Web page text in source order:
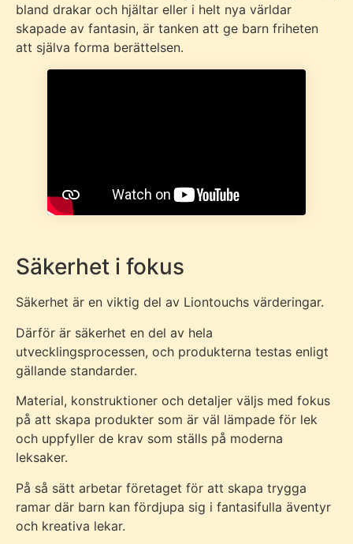
bland drakar och hjältar eller i helt nya världar
skapade av fantasin, är tanken att ge barn friheten
att själva forma berättelsen.
Säkerhet i fokus
Säkerhet är en viktig del av Liontouchs värderingar.
Därför är säkerhet en del av hela
utvecklingsprocessen, och produkterna testas enligt
gällande standarder.
Material, konstruktioner och detaljer väljs med fokus
på att skapa produkter som är väl lämpade för lek
och uppfyller de krav som ställs på moderna
leksaker.
På så sätt arbetar företaget för att skapa trygga
ramar där barn kan fördjupa sig i fantasifulla äventyr
och kreativa lekar.